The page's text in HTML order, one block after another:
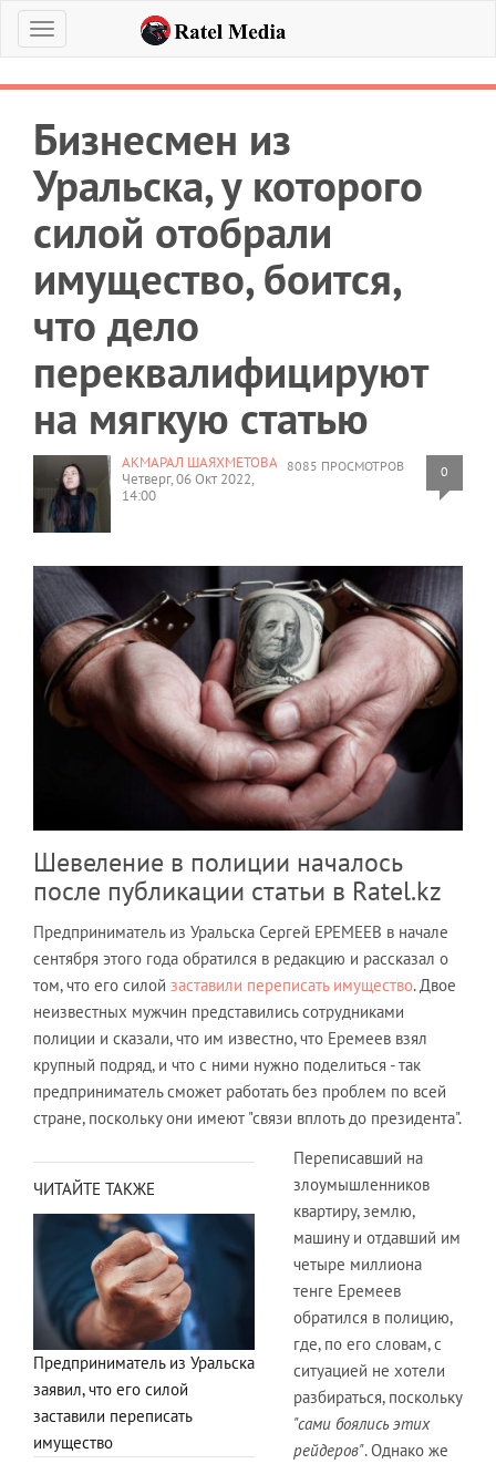
Меню
Бизнесмен из
Уральска, у которого
силой отобрали
имущество, боится,
что дело
переквалифицируют
на мягкую статью
8085 ПРОСМОТРОВ 0
АКМАРАЛ ШАЯХМЕТОВА
Четверг, 06 Окт 2022,
14:00
Шевеление в полиции началось
после публикации статьи в Ratel.kz
Предприниматель из Уральска Сергей ЕРЕМЕЕВ в начале
сентября этого года обратился в редакцию и рассказал о
том, что его силой заставили переписать имущество. Двое
неизвестных мужчин представились сотрудниками
полиции и сказали, что им известно, что Еремеев взял
крупный подряд, и что с ними нужно поделиться - так
предприниматель сможет работать без проблем по всей
стране, поскольку они имеют "связи вплоть до президента".
ЧИТАЙТЕ ТАКЖЕ
Предприниматель из Уральска
заявил, что его силой
заставили переписать
имущество
Переписавший на
злоумышленников
квартиру, землю,
машину и отдавший им
четыре миллиона
тенге Еремеев
обратился в полицию,
где, по его словам, с
ситуацией не хотели
разбираться, поскольку
"сами боялись этих
рейдеров". Однако же